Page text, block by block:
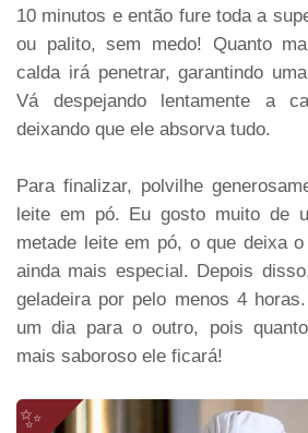
10 minutos e então fure toda a
ou palito, sem medo! Quanto
calda irá penetrar, garantindo
Vá despejando lentamente a
deixando que ele absorva tudo.
Para finalizar, polvilhe
leite em pó. Eu gosto muito de
metade leite em pó, o que deixa
ainda mais especial. Depois
geladeira por pelo menos 4
um dia para o outro, pois
mais saboroso ele ficará!